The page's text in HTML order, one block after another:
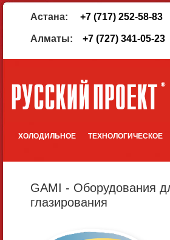
Астана: +7 (717) 252-58-83
Алматы: +7 (727) 341-05-23
ХОЛОДИЛЬНОЕ ТЕХНОЛОГИЧЕСКОЕ
GAMI - Оборудования
глазирования